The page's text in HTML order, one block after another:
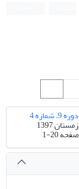
دوره 9، شماره 4
زمستان 1397
صفحه1-20